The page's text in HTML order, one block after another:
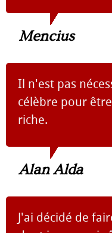
Mencius
Il n'est pas
célèbre pour
riche.
Alan Alda
J'ai décidé de